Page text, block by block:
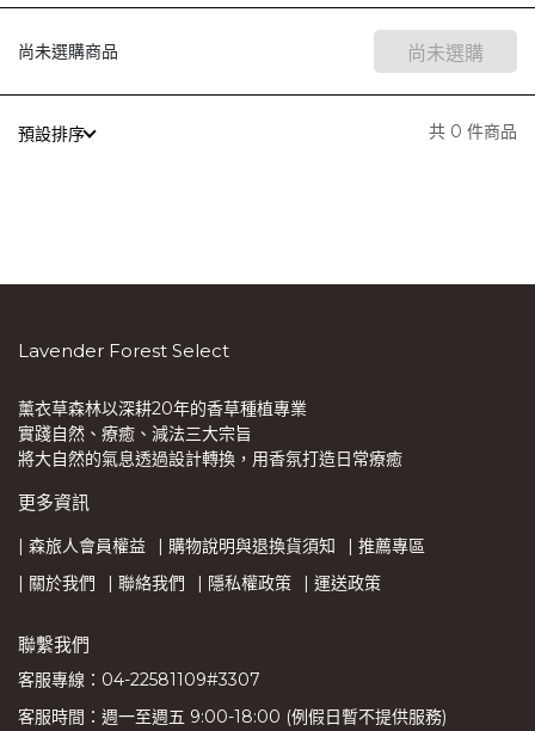
尚未選購商品 尚未選購
預設排序 共 0 件商品
Lavender Forest Select
薰衣草森林以深耕20年的香草種植專業
實踐自然、療癒、減法三大宗旨
將大自然的氣息透過設計轉換，用香氛打造日常療癒
更多資訊
| 森旅人會員權益 | 購物說明與退換貨須知
| 推薦專區
| 關於我們
| 聯絡我們 | 隱私權政策 | 運送政策
聯繫我們
客服專線：04-22581109#3307
客服時間：週一至週五 9:00-18:00 (例假日暫不提供服務)